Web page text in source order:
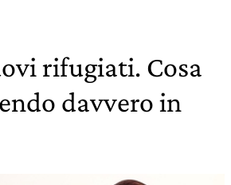
rifugiati. Cosa
davvero in